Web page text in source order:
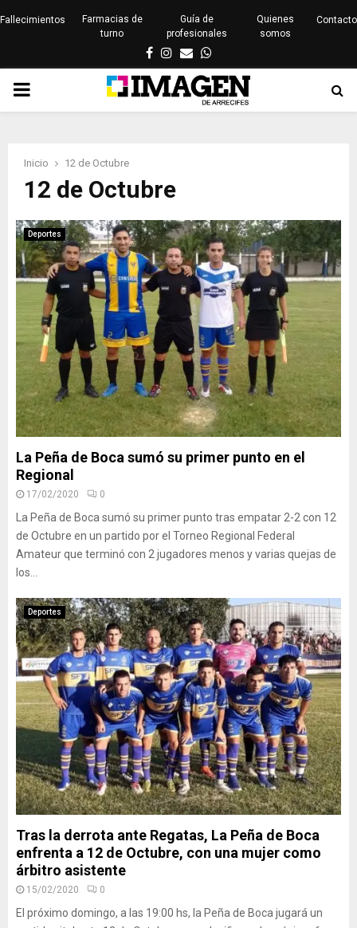
Fallecimientos
Farmacias de
turno
Guía de
profesionales
Quienes
somos
Contacto
Facebook
Instagram
EmailWhatsapp
PRIMARY
Inicio 12 de Octubre
12 de Octubre
Deportes
La Peña de Boca sumó su primer punto en el
Regional
17/02/2020 0
La Peña de Boca sumó su primer punto tras empatar 2-2 con 12
de Octubre en un partido por el Torneo Regional Federal
Amateur que terminó con 2 jugadores menos y varias quejas de
los...
Deportes
Tras la derrota ante Regatas, La Peña de Boca
enfrenta a 12 de Octubre, con una mujer como
árbitro asistente
15/02/2020 0
El próximo domingo, a las 19:00 hs, la Peña de Boca jugará un